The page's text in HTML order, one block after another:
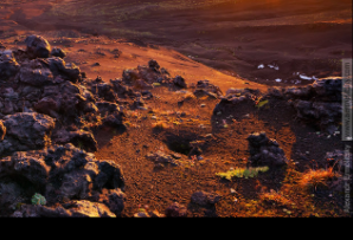
Красный опасный